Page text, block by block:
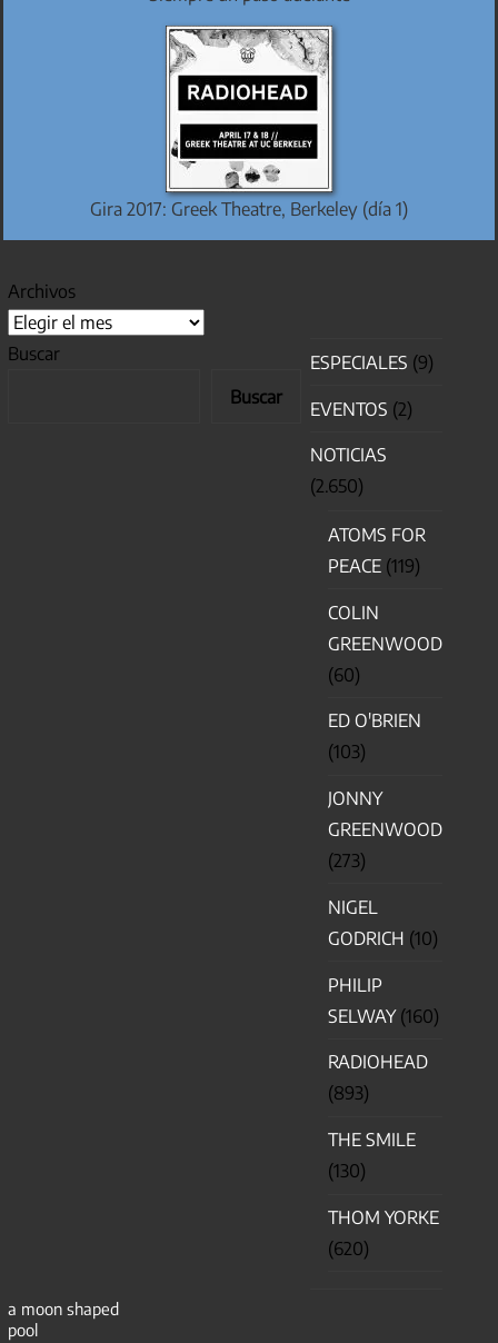
Gira 2017: Greek Theatre, Berkeley (día 1)
Archivos
Buscar
Buscar
ESPECIALES (9)
EVENTOS (2)
NOTICIAS
(2.650)
ATOMS FOR
PEACE (119)
COLIN
GREENWOOD
(60)
ED O'BRIEN
(103)
JONNY
GREENWOOD
(273)
NIGEL
GODRICH (10)
PHILIP
SELWAY(160)
RADIOHEAD
(893)
THE SMILE
(130)
THOM YORKE
(620)
a moon shaped
pool